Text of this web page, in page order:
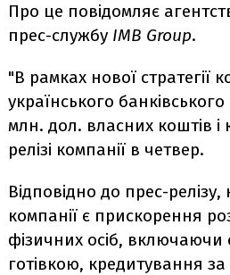
Про це повідомляє
прес-службу IMB Group.
"В рамках нової стратегії
українського
млн. дол. власних коштів і
релізі компанії в четвер.
Відповідно до прес-
компанії є прискорення
фізичних осіб,
готівкою, кредитування